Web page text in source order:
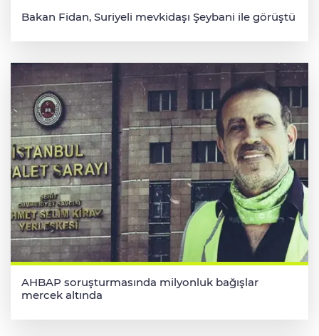
Bakan Fidan, Suriyeli mevkidaşı Şeybani ile görüştü
AHBAP soruşturmasında milyonluk bağışlar
mercek altında